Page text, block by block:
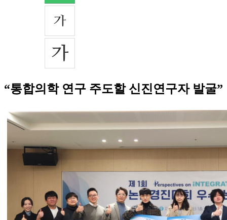
“통합의학 연구 주도할 신진연구자 발굴”